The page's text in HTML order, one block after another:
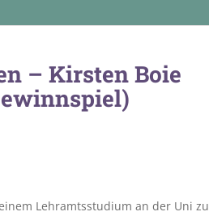
– Kirsten Boie
Lehramtsstudium an der Uni zu